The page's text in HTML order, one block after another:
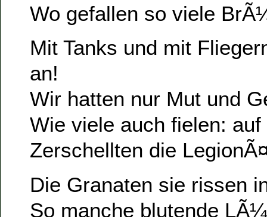
Wo gefallen so viele
Mit Tanks und mit
an!
Wir hatten nur Mut und
Wie viele auch fielen:
Zerschellten die
Die Granaten sie rissen
So manche blutende